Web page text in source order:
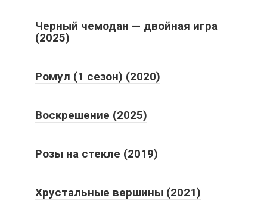
Черный чемодан — двойная игра
(2025)
Ромул (1 сезон) (2020)
Воскрешение (2025)
Розы на стекле (2019)
Хрустальные вершины (2021)